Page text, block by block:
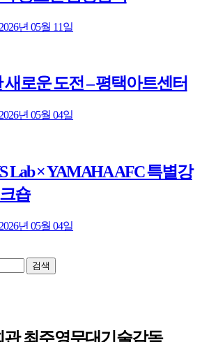
2026년 05월 11일
로운 도전 – 평택아트센터
2026년 05월 04일
Lab × YAMAHA AFC 특별강
숍
2026년 05월 04일
최주영무대기술감독